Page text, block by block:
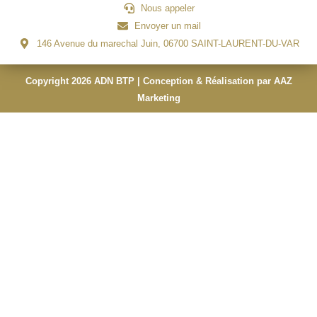
Nous appeler
Envoyer un mail
146 Avenue du marechal Juin, 06700 SAINT-LAURENT-DU-VAR
Copyright 2026 ADN BTP | Conception & Réalisation par AAZ
Marketing